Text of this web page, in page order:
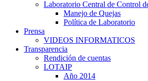
Laboratorio Central de Control
Manejo de Quejas
Política de Laboratorio
Prensa
VIDEOS INFORMATICOS
Transparencia
Rendición de cuentas
LOTAIP
Año 2014